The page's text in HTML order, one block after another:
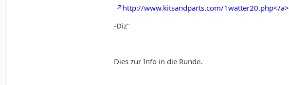
http://www.kitsandparts.com/1watter20.php</a>
-Diz"
Dies zur Info in die Runde.